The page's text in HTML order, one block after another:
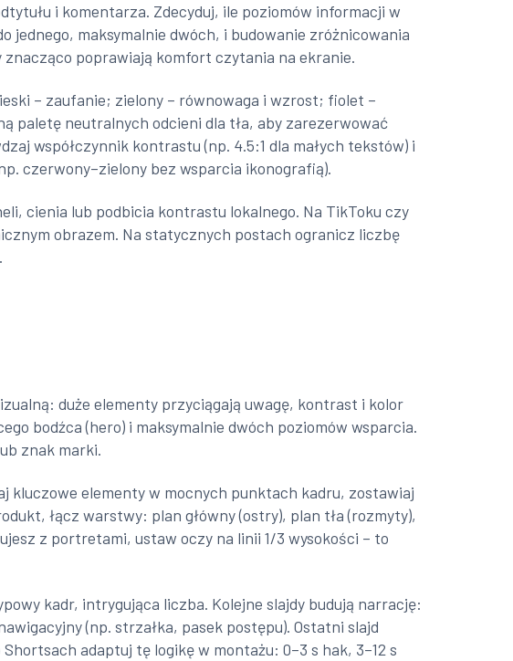
i komentarza. Zdecyduj, ile poziomów informacji w
maksymalnie dwóch, i budowanie zróżnicowania
poprawiają komfort czytania na ekranie.
– zaufanie; zielony – równowaga i wzrost; fiolet –
paletę neutralnych odcieni dla tła, aby zarezerwować
współczynnik kontrastu (np. 4.5:1 dla małych tekstów) i
czerwony–zielony bez wsparcia ikonografią).
cienia lub podbicia kontrastu lokalnego. Na TikToku czy
obrazem. Na statycznych postach ogranicz liczbę
duże elementy przyciągają uwagę, kontrast i kolor
bodźca (hero) i maksymalnie dwóch poziomów wsparcia.
znak marki.
kluczowe elementy w mocnych punktach kadru, zostawiaj
łącz warstwy: plan główny (ostry), plan tła (rozmyty),
z portretami, ustaw oczy na linii 1/3 wysokości – to
kadr, intrygująca liczba. Kolejne slajdy budują narrację:
(np. strzałka, pasek postępu). Ostatni slajd
adaptuj tę logikę w montażu: 0–3 s hak, 3–12 s